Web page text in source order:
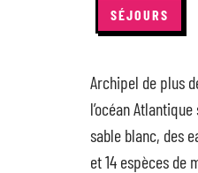
SÉJOURS
Archipel de plus
l’océan
sable blanc, des
et 14 espèces de